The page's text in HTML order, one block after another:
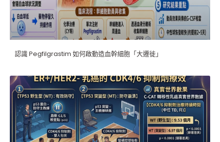
認識 Pegfilgrastim 如何啟動造血幹細胞「大遷徙」